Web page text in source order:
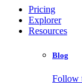
Pricing
Explorer
Resources
Blog
Follow